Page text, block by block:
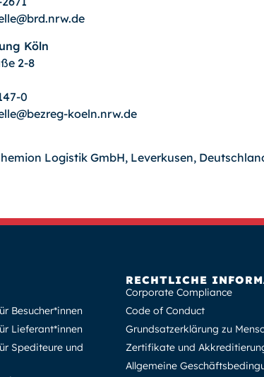
Köln
2-8
0
koeln.nrw.de
Logistik GmbH, Leverkusen,
Besucher*innen
Lieferant*innen
Spediteure und
RECHTLICHE
Corporate Compliance
Code of Conduct
Grundsatzerklärung zu
Zertifikate und
Allgemeine